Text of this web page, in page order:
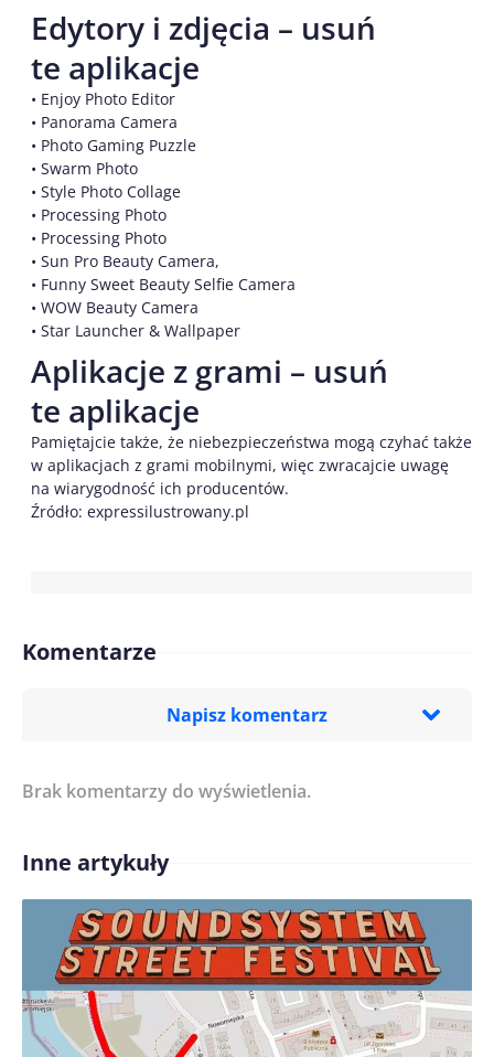
Edytory i zdjęcia – usuń
te aplikacje
• Enjoy Photo Editor
• Panorama Camera
• Photo Gaming Puzzle
• Swarm Photo
• Style Photo Collage
• Processing Photo
• Processing Photo
• Sun Pro Beauty Camera,
• Funny Sweet Beauty Selfie Camera
• WOW Beauty Camera
• Star Launcher & Wallpaper
Aplikacje z grami – usuń
te aplikacje
Pamiętajcie także, że niebezpieczeństwa mogą czyhać także
w aplikacjach z grami mobilnymi, więc zwracajcie uwagę
na wiarygodność ich producentów.
Źródło: expressilustrowany.pl
Komentarze
Napisz komentarz
Treść komentarza*
Imię/ Nick*
Brak komentarzy do wyświetlenia.
Inne artykuły